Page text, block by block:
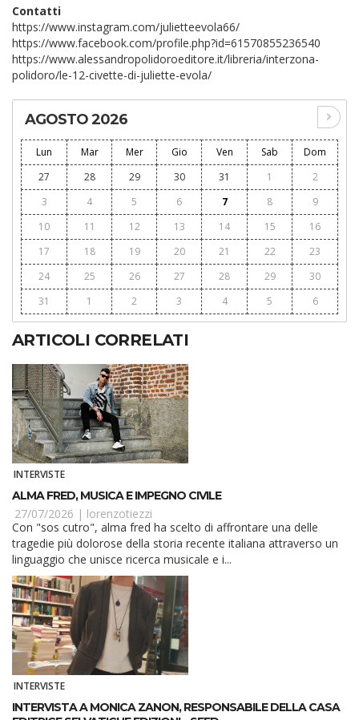
Contatti
https://www.instagram.com/julietteevola66/
https://www.facebook.com/profile.php?id=61570855236540
https://www.alessandropolidoroeditore.it/libreria/interzona-
polidoro/le-12-civette-di-juliette-evola/
AGOSTO 2026
Lun Mar Mer Gio Ven Sab
Dom
27
28 29 30 31 1
2
3
4 5 6 7 8
9
10
11 12 13 14 15
16
17
18 19 20 21 22
23
24
25 26 27 28 29
30
31
1 2 3 4 5 6
ARTICOLI CORRELATI
INTERVISTE
ALMA FRED, MUSICA E IMPEGNO CIVILE
27/07/2026 | lorenzotiezzi
Con "sos cutro", alma fred ha scelto di affrontare una delle
tragedie più dolorose della storia recente italiana attraverso un
linguaggio che unisce ricerca musicale e i...
INTERVISTE
INTERVISTA A MONICA ZANON, RESPONSABILE DELLA CASA